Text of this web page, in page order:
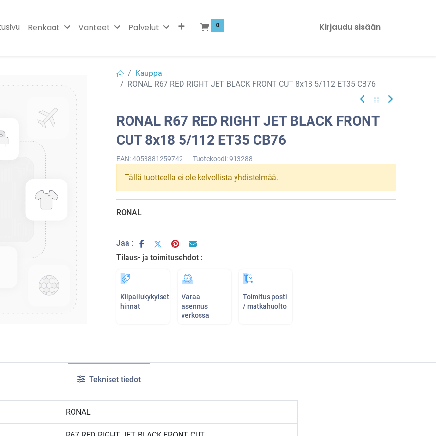
Renkaat Vanteet Palvelut 0 Kirjaudu sisään
Kauppa
RONAL R67 RED RIGHT JET BLACK FRONT CUT 8x18 5/112 ET35 CB76
RONAL R67 RED RIGHT JET BLACK FRONT
CUT 8x18 5/112 ET35 CB76
EAN:4053881259742 Tuotekoodi:913288
Tällä tuotteella ei ole kelvollista yhdistelmää.
RONAL
Jaa :
Tilaus- ja toimitusehdot :
Kilpailukykyiset
hinnat
Varaa
asennus
verkossa
Toimitus posti
/ matkahuolto
Tekniset tiedot
RONAL